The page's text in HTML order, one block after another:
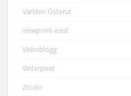
Världen Österut
viewpoint-east
Vikboblogg
Vinterpoet
Zrcalo